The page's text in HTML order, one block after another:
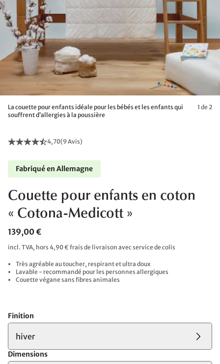
La couette pour enfants idéale pour les bébés et les enfants qui
souffrent d’allergies à la poussière
1 de 2
4,70(9 Avis)
Fabriqué en Allemagne
Couette pour enfants en coton
« Cotona-Medicott »
139,00 €
incl. TVA, hors 4,90 € frais de livraison avec service de colis
Très agréable au toucher, respirant et ultra doux
Lavable - recommandé pour les personnes allergiques
Couette végane sans fibres animales
Finition
hiver
Dimensions